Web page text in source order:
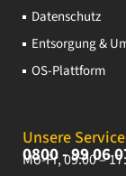
Datenschutz
Entsorgung &
OS-Plattform
Unsere
0800 - 99 06
Mo-Fr, 09:00 –